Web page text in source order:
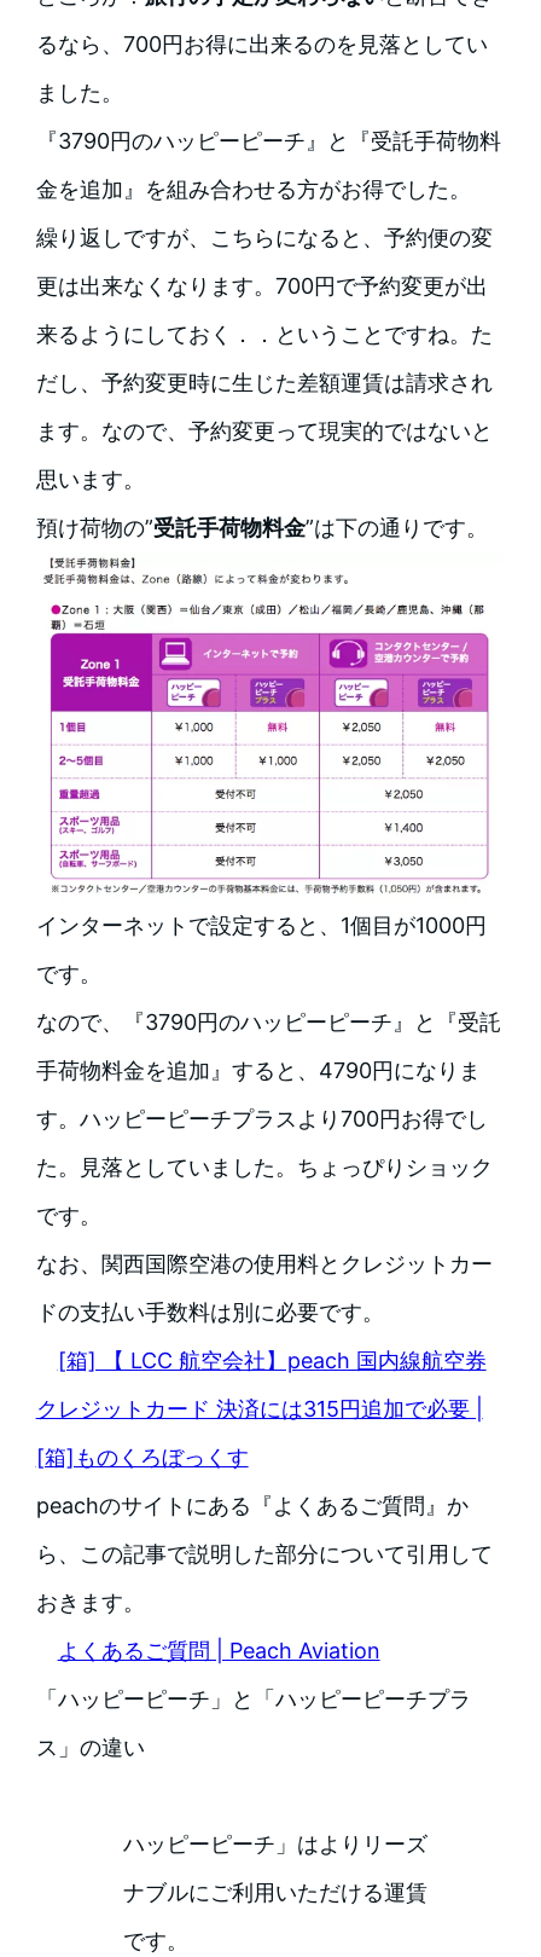
るなら、700円お得に出来るのを見落としてい
ました。
『3790円のハッピーピーチ』と『受託手荷物料
金を追加』を組み合わせる方がお得でした。
繰り返しですが、こちらになると、予約便の変
更は出来なくなります。700円で予約変更が出
来るようにしておく．．ということですね。た
だし、予約変更時に生じた差額運賃は請求され
ます。なので、予約変更って現実的ではないと
思います。
預け荷物の”受託手荷物料金”は下の通りです。
インターネットで設定すると、1個目が1000円
です。
なので、『3790円のハッピーピーチ』と『受託
手荷物料金を追加』すると、4790円になりま
す。ハッピーピーチプラスより700円お得でし
た。見落としていました。ちょっぴりショック
です。
なお、関西国際空港の使用料とクレジットカー
ドの支払い手数料は別に必要です。
[箱] 【 LCC 航空会社】peach 国内線航空券
クレジットカード 決済には315円追加で必要 |
[箱]ものくろぼっくす
peachのサイトにある『よくあるご質問』か
ら、この記事で説明した部分について引用して
おきます。
よくあるご質問 | Peach Aviation
「ハッピーピーチ」と「ハッピーピーチプラ
ス」の違い
ハッピーピーチ」はよりリーズ
ナブルにご利用いただける運賃
です。